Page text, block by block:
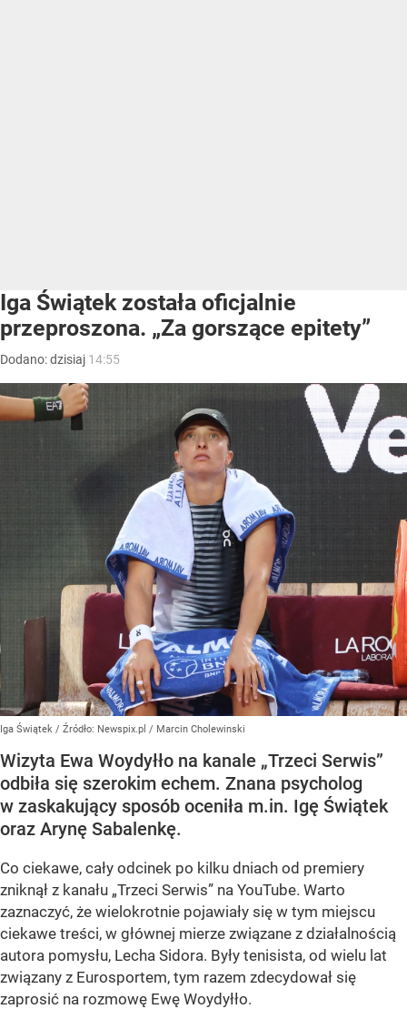
Iga Świątek została oficjalnie
przeproszona. „Za gorszące epitety”
Dodano:dzisiaj 14:55
Iga Świątek / Źródło: Newspix.pl / Marcin Cholewinski
Wizyta Ewa Woydyłło na kanale „Trzeci Serwis”
odbiła się szerokim echem. Znana psycholog
w zaskakujący sposób oceniła m.in. Igę Świątek
oraz Arynę Sabalenkę.
Co ciekawe, cały odcinek po kilku dniach od premiery
zniknął z kanału „Trzeci Serwis” na YouTube. Warto
zaznaczyć, że wielokrotnie pojawiały się w tym miejscu
ciekawe treści, w głównej mierze związane z działalnością
autora pomysłu, Lecha Sidora. Były tenisista, od wielu lat
związany z Eurosportem, tym razem zdecydował się
zaprosić na rozmowę Ewę Woydyłło.